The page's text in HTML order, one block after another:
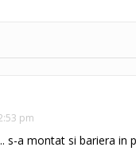
pm
s-a montat si bariera in